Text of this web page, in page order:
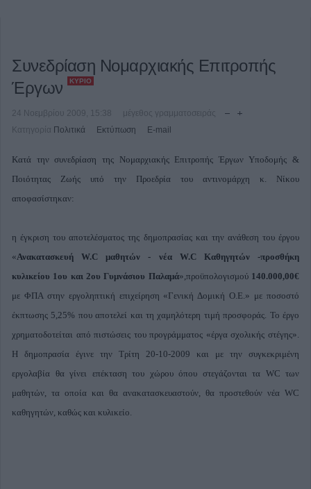
Συνεδρίαση Νομαρχιακής Επιτροπής
Έργων
ΚΎΡΙΟ
24 Νοεμβρίου 2009, 15:38
μέγεθος γραμματοσειράς
Κατηγορία Πολιτικά Εκτύπωση E-mail
Κατά την συνεδρίαση της Νομαρχιακής Επιτροπής Έργων Υποδομής &
Ποιότητας Ζωής υπό την Προεδρία του αντινομάρχη κ. Νίκου
αποφασίστηκαν:
η έγκριση του αποτελέσματος της δημοπρασίας και την ανάθεση του έργου
«Ανακατασκευή W.C μαθητών - νέα W.C Καθηγητών -προσθήκη
κυλικείου 1ου και 2ου Γυμνάσιου Παλαμά»,προϋπολογισμού 140.000,00€
με ΦΠΑ στην εργοληπτική επιχείρηση «Γενική Δομική Ο.Ε.» με ποσοστό
έκπτωσης 5,25% που αποτελεί και τη χαμηλότερη τιμή προσφοράς. Το έργο
χρηματοδοτείται από πιστώσεις του προγράμματος «έργα σχολικής στέγης».
Η δημοπρασία έγινε την Τρίτη 20-10-2009 και με την συγκεκριμένη
εργολαβία θα γίνει επέκταση του χώρου όπου στεγάζονται τα WC των
μαθητών, τα οποία και θα ανακατασκευαστούν, θα προστεθούν νέα WC
καθηγητών, καθώς και κυλικείο.